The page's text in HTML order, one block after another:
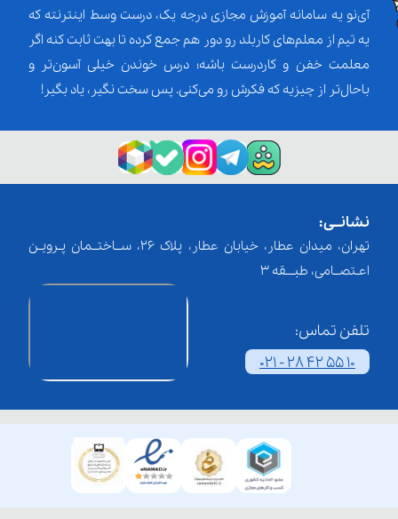
آی‌نو یه سامانه آموزش مجازی درجه یک، درست وسط اینترنته که
یه تیم از معلم‌‌های کاربلد رو دور هم جمع کرده تا بهت ثابت کنه اگر
معلمت خفن و کاردرست باشه؛ درس خوندن خیلی آسون‌تر و
باحال‌تر از چیزیه که فکرش رو می‌کنی. پس سخت نگیر، یاد بگیر!
نشانــی:
تهران، میدان عطار، خیابان عطار، پلاک 26، ســاختــمان پـرویـن
اعـتصــامی، طبـــقه 3
تلفن تماس:
021 - 28 42 55 10